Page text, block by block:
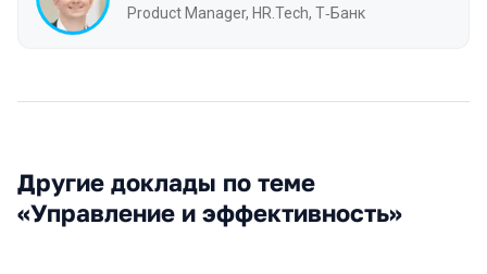
Product Manager, HR.Tech, Т‑Банк
Другие доклады по теме
«Управление и эффективность»